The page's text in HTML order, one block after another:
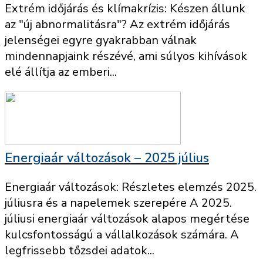
Extrém időjárás és klímakrízis: Készen állunk
az "új abnormalitásra"? Az extrém időjárás
jelenségei egyre gyakrabban válnak
mindennapjaink részévé, ami súlyos kihívások
elé állítja az emberi...
Energiaár változások – 2025 július
Energiaár változások: Részletes elemzés 2025.
júliusra és a napelemek szerepére A 2025.
júliusi energiaár változások alapos megértése
kulcsfontosságú a vállalkozások számára. A
legfrissebb tőzsdei adatok...